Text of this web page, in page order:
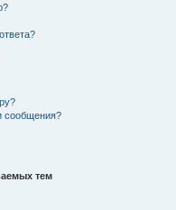
сообщения?
тем